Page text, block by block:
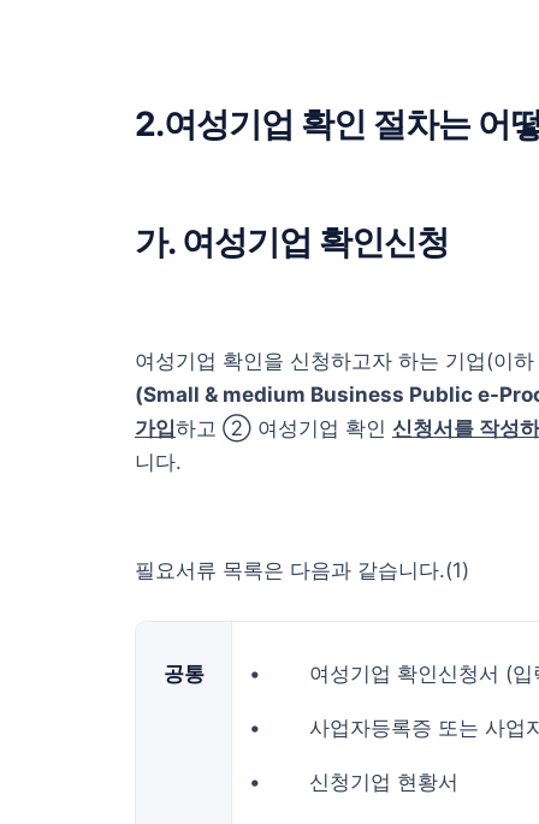
2.여성기업 확인 절차는 어
가. 여성기업 확인신청
여성기업 확인을 신청하고자 하는 기업(이하
(Small & medium Business Public e-
가입하고 ② 여성기업 확인 신청서를 작성
니다.
필요서류 목록은 다음과 같습니다.(1)
공통 • 여성기업 확인신청서 (입
• 사업자등록증 또는 사업
• 신청기업 현황서